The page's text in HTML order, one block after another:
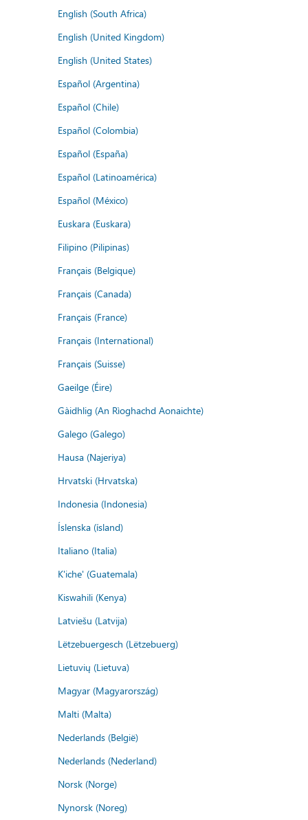
English (South Africa)
English (United Kingdom)
English (United States)
Español (Argentina)
Español (Chile)
Español (Colombia)
Español (España)
Español (Latinoamérica)
Español (México)
Euskara (Euskara)
Filipino (Pilipinas)
Français (Belgique)
Français (Canada)
Français (France)
Français (International)
Français (Suisse)
Gaeilge (Éire)
Gàidhlig (An Rìoghachd Aonaichte)
Galego (Galego)
Hausa (Najeriya)
Hrvatski (Hrvatska)
Indonesia (Indonesia)
Íslenska (ísland)
Italiano (Italia)
K'iche' (Guatemala)
Kiswahili (Kenya)
Latviešu (Latvija)
Lëtzebuergesch (Lëtzebuerg)
Lietuvių (Lietuva)
Magyar (Magyarország)
Malti (Malta)
Nederlands (België)
Nederlands (Nederland)
Norsk (Norge)
Nynorsk (Noreg)